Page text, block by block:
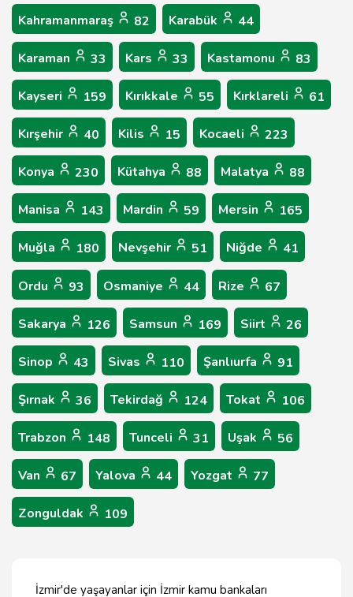
Kahramanmaraş 82 Karabük 44
Karaman 33 Kars 33 Kastamonu 83
Kayseri 159 Kırıkkale 55 Kırklareli 61
Kırşehir 40 Kilis 15 Kocaeli 223
Konya 230 Kütahya 88 Malatya 88
Manisa 143 Mardin 59 Mersin 165
Muğla 180 Nevşehir 51 Niğde 41
Ordu 93 Osmaniye 44 Rize 67
Sakarya 126 Samsun 169 Siirt 26
Sinop 43 Sivas 110 Şanlıurfa 91
Şırnak 36 Tekirdağ 124 Tokat 106
Trabzon 148 Tunceli 31 Uşak 56
Van 67 Yalova 44 Yozgat 77
Zonguldak 109
İzmir'de yaşayanlar için İzmir kamu bankaları